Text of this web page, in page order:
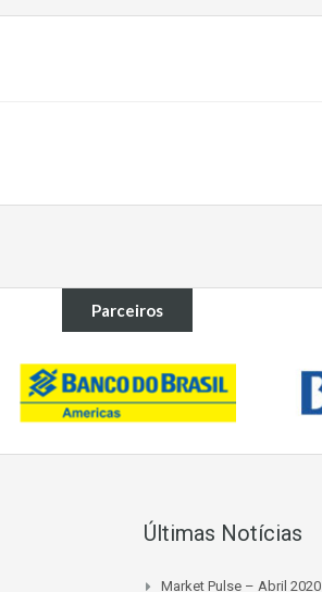
Parceiros
Últimas Notícias
Market Pulse – Abril 2020